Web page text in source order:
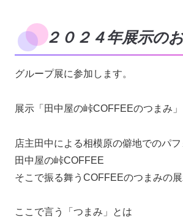
２０２４年展示の
グループ展に参加します。
展示「田中屋の峠COFFEEのつまみ」
店主田中による相模原の僻地でのパ
田中屋の峠COFFEE
そこで振る舞うCOFFEEのつまみの展
ここで言う「つまみ」とは